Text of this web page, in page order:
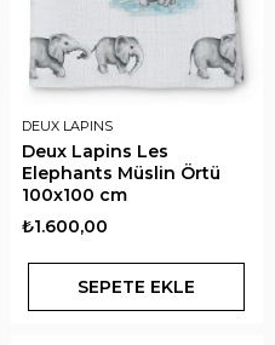
DEUX LAPINS
Deux Lapins Les
Elephants Müslin Örtü
100x100 cm
₺1.600,00
SEPETE EKLE